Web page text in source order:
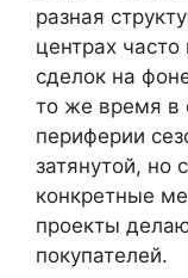
разная
центрах
сделок на
то же время в
периферии
затянутой, но
конкретные
проекты
покупателей.